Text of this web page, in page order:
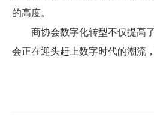
的高度。
商协会数字化转型不仅提高了
会正在迎头赶上数字时代的潮流